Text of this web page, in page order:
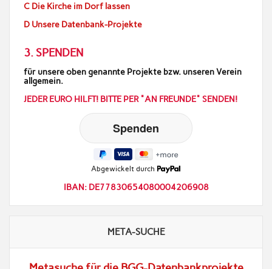
C Die Kirche im Dorf lassen
D Unsere Datenbank-Projekte
3. SPENDEN
für unsere oben genannte Projekte bzw. unseren Verein
allgemein.
JEDER EURO HILFT! BITTE PER "AN FREUNDE" SENDEN!
Abgewickelt durch
IBAN: DE77830654080004206908
META-SUCHE